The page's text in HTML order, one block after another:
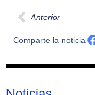
Anterior
Comparte la noticia